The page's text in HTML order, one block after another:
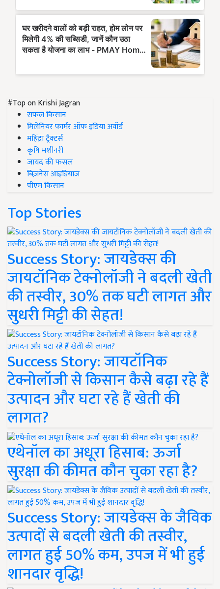
#Top on Krishi Jagran
सफल किसान
मिलेनियर फार्मर ऑफ इंडिया अवॉर्ड
महिंद्रा ट्रैक्टर्स
कृषि मशीनरी
जायद की फसल
बिज़नेस आइडियाज
पीएम किसान
Top Stories
Success Story: जायडेक्स की
जायटॉनिक टेक्नोलॉजी ने बदली खेती
की तस्वीर, 30% तक घटी लागत और
सुधरी मिट्टी की सेहत!
Success Story: जायटॉनिक
टेक्नोलॉजी से किसान कैसे बढ़ा रहे हैं
उत्पादन और घटा रहे हैं खेती की
लागत?
एथेनॉल का अधूरा हिसाब: ऊर्जा
सुरक्षा की कीमत कौन चुका रहा है?
Success Story: जायडेक्स के जैविक
उत्पादों से बदली खेती की तस्वीर,
लागत हुई 50% कम, उपज में भी हुई
शानदार वृद्धि!